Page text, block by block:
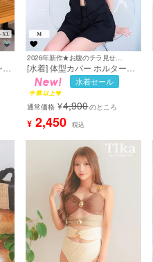
[水着] 体型カバー ホルターネ
ック ビスチェ ハイウエスト
タンキニ ドロスト 洋服みたい
な シンプル スカートタイプ
清楚系 ガーリー 黒 ブラック
ビキニ (聖菜着用) [tk-sw6621]
水着セール
通常価格 ¥4,900のところ
¥ 2,450 税込